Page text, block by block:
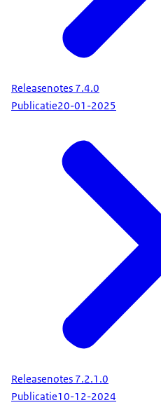
Releasenotes 7.4.0
Publicatie20-01-2025
Releasenotes 7.2.1.0
Publicatie10-12-2024